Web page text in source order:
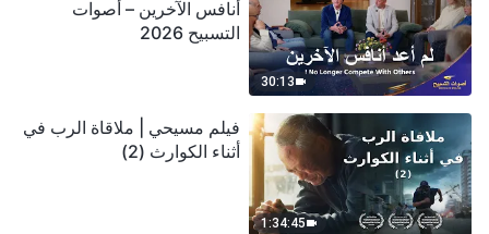
30:13
أنافس الآخرين – أصوات
التسبيح 2026
1:34:45
فيلم مسيحي | ملاقاة الرب في
أثناء الكوارث (2)